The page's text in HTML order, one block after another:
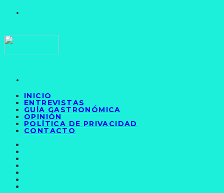
INICIO
ENTREVISTAS
GUÍA GASTRONÓMICA
OPINIÓN
POLÍTICA DE PRIVACIDAD
CONTACTO